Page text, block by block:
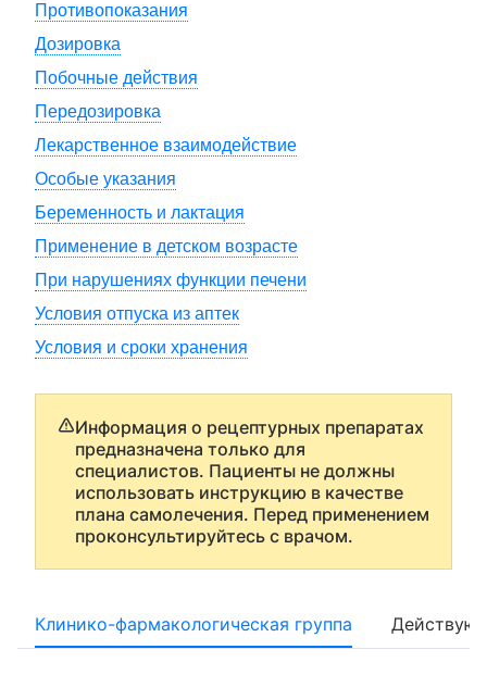
Противопоказания
Дозировка
Побочные действия
Передозировка
Лекарственное взаимодействие
Особые указания
Беременность и лактация
Применение в детском возрасте
При нарушениях функции печени
Условия отпуска из аптек
Условия и сроки хранения
Информация о рецептурных препаратах
предназначена только для
специалистов. Пациенты не должны
использовать инструкцию в качестве
плана самолечения. Перед применением
проконсультируйтесь с врачом.
Клинико-фармакологическая группа